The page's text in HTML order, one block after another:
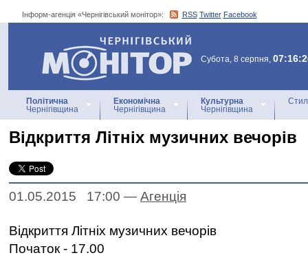
Інформ-агенція «Чернігівський монітор»: RSS Twitter Facebook
Інформ-агенція
«Чернігівський монітор»
Субота, 8 серпня,
Політична
Чернігівщина
Економічна
Чернігівщина
Культурна
Чернігівщина
Відкриття Літніх музичних вечорів
01.05.2015 17:00 — Агенцiя
Відкриття Літніх музичних вечорів
Початок - 17.00